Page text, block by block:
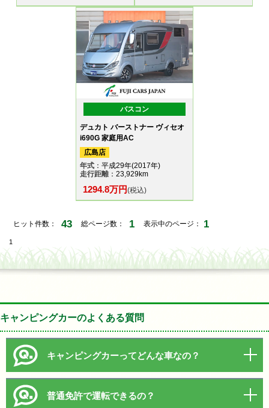
バスコン
デュカト バーストナー ヴィセオ
i690G 家庭用AC
広島店
年式 ：平成29年(2017年)
走行距離：23,929km
1294.8万円(税込)
ヒット件数： 43 総ページ数： 1 表示中のページ： 1
1
キャンピングカーのよくある質問
キャンピングカーってどんな車なの？
普通免許で運転できるの？